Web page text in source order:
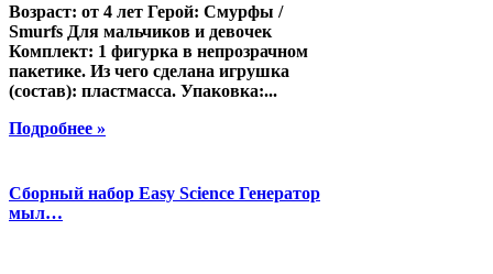
Возраст: от 4 лет Герой: Смурфы /
Smurfs Для мальчиков и девочек
Комплект: 1 фигурка в непрозрачном
пакетике. Из чего сделана игрушка
(состав): пластмасса. Упаковка:...
Подробнее »
Сборный набор Easy Science Генератор
мыл…